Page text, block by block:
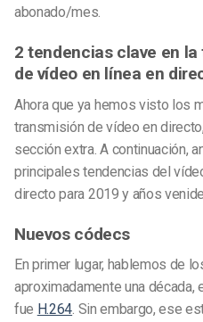
abonado/mes.
2 tendencias clave en
de vídeo en línea en
Ahora que ya hemos visto los
transmisión de vídeo en
sección extra. A continuación,
principales tendencias del
directo para 2019 y años
Nuevos códecs
En primer lugar, hablemos de
aproximadamente una
fue H.264. Sin embargo, ese